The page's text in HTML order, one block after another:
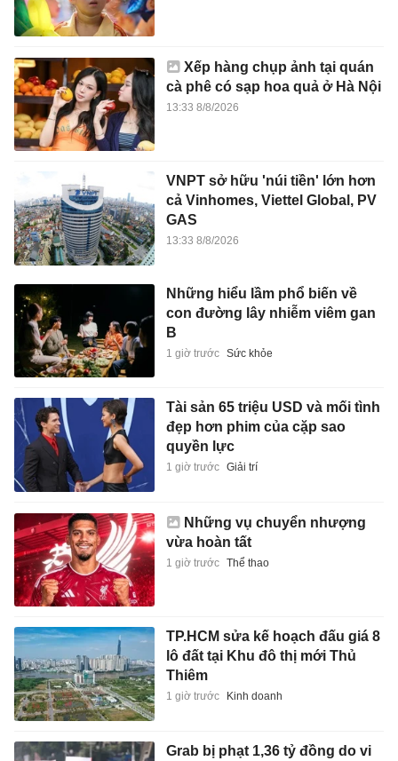
Xếp hàng chụp ảnh tại quán
cà phê có sạp hoa quả ở Hà Nội
13:33 8/8/2026
VNPT sở hữu 'núi tiền' lớn hơn
cả Vinhomes, Viettel Global, PV
GAS
13:33 8/8/2026
Những hiểu lầm phổ biến về
con đường lây nhiễm viêm gan
B
1 giờ trước Sức khỏe
Tài sản 65 triệu USD và mối tình
đẹp hơn phim của cặp sao
quyền lực
1 giờ trước Giải trí
Những vụ chuyển nhượng
vừa hoàn tất
1 giờ trước Thể thao
TP.HCM sửa kế hoạch đấu giá 8
lô đất tại Khu đô thị mới Thủ
Thiêm
1 giờ trước Kinh doanh
Grab bị phạt 1,36 tỷ đồng do vi